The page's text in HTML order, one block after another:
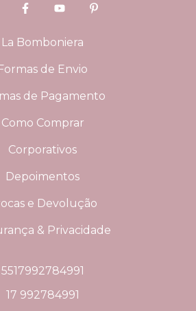
La Bomboniera
de Envio
de Pagamento
Como Comprar
Corporativos
Depoimentos
e Devolução
& Privacidade
5517992784991
17 992784991